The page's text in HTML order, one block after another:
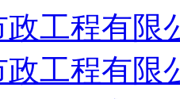
工程有限
工程有限